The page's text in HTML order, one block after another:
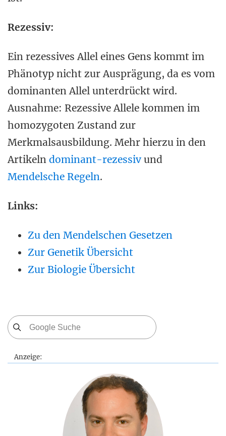
Rezessiv:
Ein rezessives Allel eines Gens kommt im
Phänotyp nicht zur Ausprägung, da es vom
dominanten Allel unterdrückt wird.
Ausnahme: Rezessive Allele kommen im
homozygoten Zustand zur
Merkmalsausbildung. Mehr hierzu in den
Artikeln dominant-rezessiv und
Mendelsche Regeln.
Links:
Zu den Mendelschen Gesetzen
Zur Genetik Übersicht
Zur Biologie Übersicht
Anzeige: